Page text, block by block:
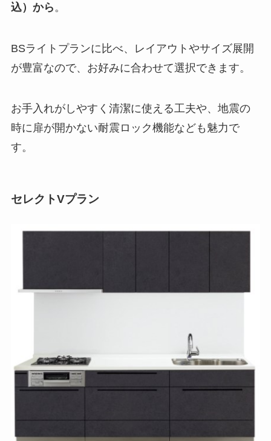
込）から 。
BSライトプランに比べ、レイアウトやサイズ展開
が豊富なので、お好みに合わせて選択できます。
お手入れがしやすく清潔に使える工夫や、地震の
時に扉が開かない耐震ロック機能なども魅力で
す。
セレクトVプラン